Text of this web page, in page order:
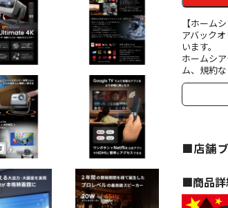
【ホーム
アバック
います。
ホームシ
ム、規約な
■店舗
■︎商品詳